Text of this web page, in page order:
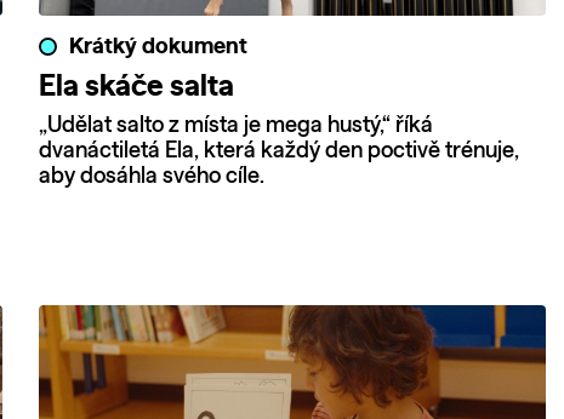
Krátký dokument
Ela skáče salta
„Udělat salto z místa je mega hustý,“ říká
dvanáctiletá Ela, která každý den poctivě trénuje,
aby dosáhla svého cíle.